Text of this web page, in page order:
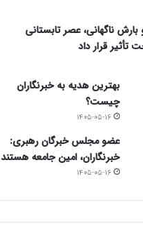
ناگهانی، عصر تابستانی
تأثیر قرار داد
بهترین هدیه به خبرنگاران
چیست؟
۱۴۰۵-۰۵-۱۶
عضو مجلس خبرگان رهبری:
خبرنگاران، امین جامعه هستند
۱۴۰۵-۰۵-۱۶